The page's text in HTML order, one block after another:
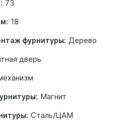
73
18
фурнитуры: Дерево
дверь
Магнит
Сталь/ЦАМ